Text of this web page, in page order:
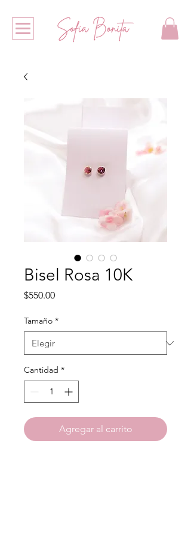
Bisel Rosa 10K
$550.00Precio
Tamaño *
Cantidad *
Agregar al carrito